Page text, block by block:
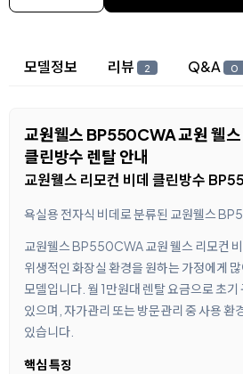
상세 정보
모델정보 리뷰 2 Q&A 0
교원웰스 BP550CWA 교원 웰스
클린방수 렌탈 안내
교원웰스 리모컨 비데 클린방수
욕실용 전자식 비데로 분류된 교원웰스
교원웰스 BP550CWA 교원 웰스 리모컨
위생적인 화장실 환경을 원하는 가정에게
모델입니다. 월 1만원대 렌탈 요금으로 초기
있으며, 자가관리 또는 방문관리 중 사용 환
있습니다.
핵심 특징